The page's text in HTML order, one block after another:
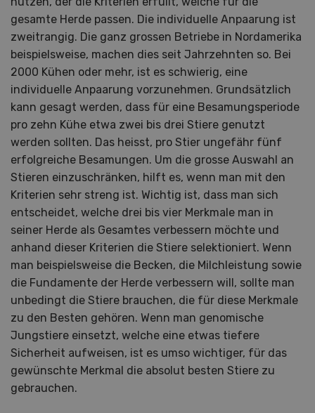
gesamte Herde passen. Die individuelle Anpaarung ist
zweitrangig. Die ganz grossen Betriebe in Nordamerika
beispielsweise, machen dies seit Jahrzehnten so. Bei
2000 Kühen oder mehr, ist es schwierig, eine
individuelle Anpaarung vorzunehmen. Grundsätzlich
kann gesagt werden, dass für eine Besamungsperiode
pro zehn Kühe etwa zwei bis drei Stiere genutzt
werden sollten. Das heisst, pro Stier ungefähr fünf
erfolgreiche Besamungen. Um die grosse Auswahl an
Stieren einzuschränken, hilft es, wenn man mit den
Kriterien sehr streng ist. Wichtig ist, dass man sich
entscheidet, welche drei bis vier Merkmale man in
seiner Herde als Gesamtes verbessern möchte und
anhand dieser Kriterien die Stiere selektioniert. Wenn
man beispielsweise die Becken, die Milchleistung sowie
die Fundamente der Herde verbessern will, sollte man
unbedingt die Stiere brauchen, die für diese Merkmale
zu den Besten gehören. Wenn man genomische
Jungstiere einsetzt, welche eine etwas tiefere
Sicherheit aufweisen, ist es umso wichtiger, für das
gewünschte Merkmal die absolut besten Stiere zu
gebrauchen.